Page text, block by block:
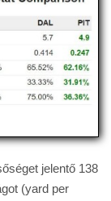
jelentő 138
(yard per